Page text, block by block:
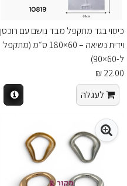
כיסוי בגד מתקפל מבד נושם עם רוכסן
וידית נשיאה – 60×180 ס״מ (מתקפל
ל-60×90)
22.00 ₪
לעגלה